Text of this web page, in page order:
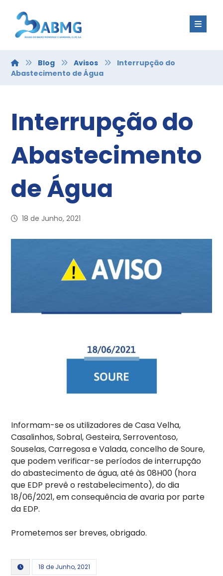
Blog Avisos
Interrupção do
Abastecimento de Água
Interrupção do
Abastecimento
de Água
18 de Junho, 2021
Informam-se os utilizadores de Casa Velha,
Casalinhos, Sobral, Gesteira, Serroventoso,
Souselas, Carregosa e Valada, concelho de Soure,
que podem verificar-se períodos de interrupção
do abastecimento de água, até às 08H00 (hora
que EDP prevê o restabelecimento), do dia
18/06/2021, em consequência de avaria por parte
da EDP.
Prometemos ser breves, obrigado.
18 de Junho, 2021